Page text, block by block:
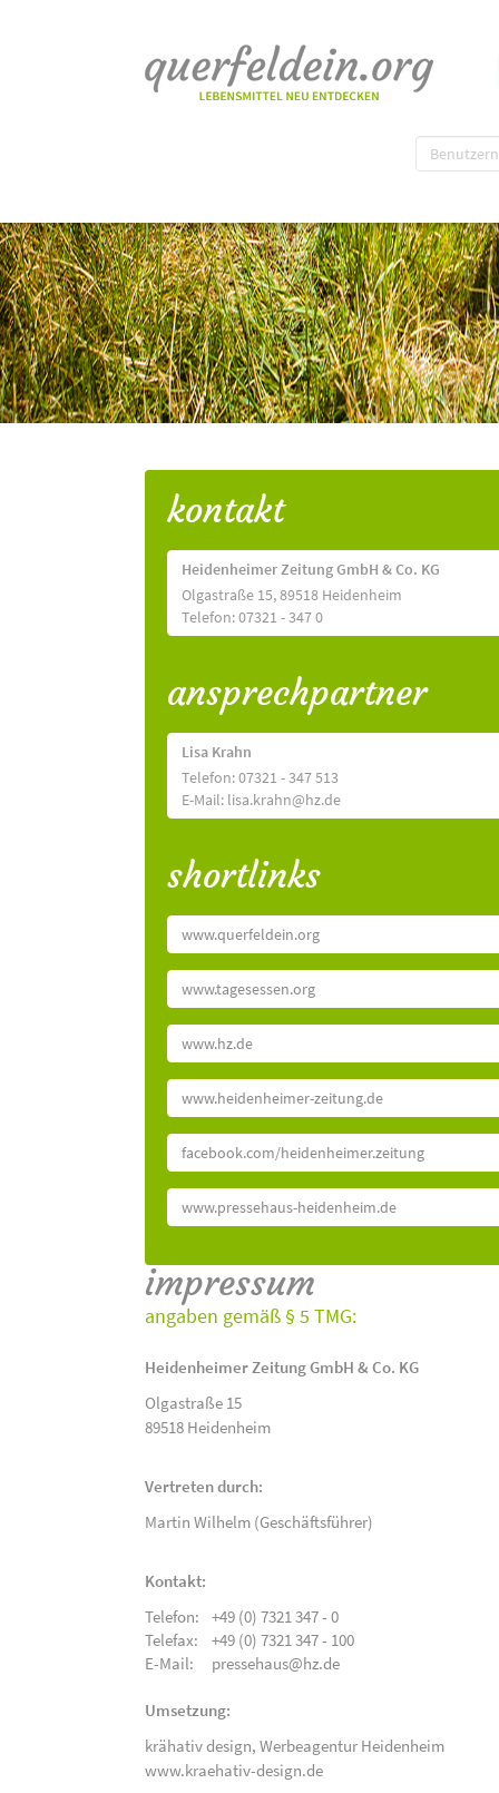
kontakt
Heidenheimer Zeitung GmbH & Co. KG
Olgastraße 15, 89518 Heidenheim
Telefon: 07321 - 347 0
ansprechpartner
Lisa Krahn
Telefon: 07321 - 347 513
E-Mail: lisa.krahn@hz.de
shortlinks
www.querfeldein.org
www.tagesessen.org
www.hz.de
www.heidenheimer-zeitung.de
facebook.com/heidenheimer.zeitung
www.pressehaus-heidenheim.de
impressum
angaben gemäß § 5 TMG:
Heidenheimer Zeitung GmbH & Co. KG
Olgastraße 15
89518 Heidenheim
Vertreten durch:
Martin Wilhelm (Geschäftsführer)
Kontakt:
Telefon:
+49 (0) 7321 347 - 0
Telefax:
+49 (0) 7321 347 - 100
E-Mail:
pressehaus@hz.de
Umsetzung:
krähativ design, Werbeagentur Heidenheim
www.kraehativ-design.de